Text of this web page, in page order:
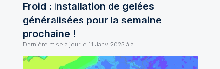
Froid : installation de gelées
généralisées pour la semaine
prochaine !
Dernière mise à jour le 11 Janv. 2025 à à